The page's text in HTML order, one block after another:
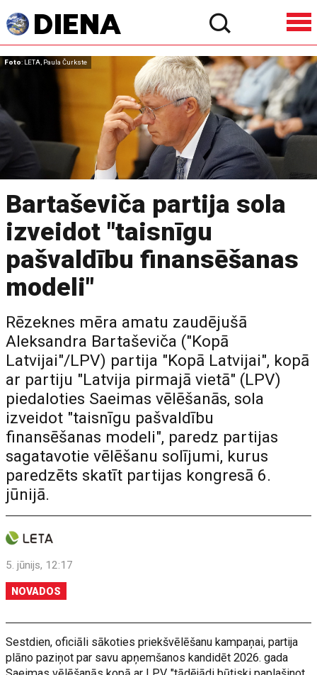
Foto: LETA, Paula Čurkste
Bartaševiča partija sola
izveidot "taisnīgu
pašvaldību finansēšanas
modeli"
Rēzeknes mēra amatu zaudējušā
Aleksandra Bartaševiča ("Kopā
Latvijai"/LPV) partija "Kopā Latvijai", kopā
ar partiju "Latvija pirmajā vietā" (LPV)
piedaloties Saeimas vēlēšanās, sola
izveidot "taisnīgu pašvaldību
finansēšanas modeli", paredz partijas
sagatavotie vēlēšanu solījumi, kurus
paredzēts skatīt partijas kongresā 6.
jūnijā.
5. jūnijs, 12:17
NOVADOS
Sestdien, oficiāli sākoties priekšvēlēšanu kampaņai, partija
plāno paziņot par savu apņemšanos kandidēt 2026. gada